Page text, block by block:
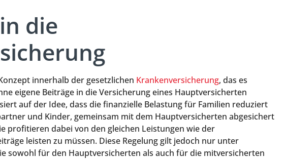
die
innerhalb der gesetzlichen Krankenversicherung, das es
eigene Beiträge in die Versicherung eines Hauptversicherten
auf der Idee, dass die finanzielle Belastung für Familien reduziert
und Kinder, gemeinsam mit dem Hauptversicherten abgesichert
profitieren dabei von den gleichen Leistungen wie der
leisten zu müssen. Diese Regelung gilt jedoch nur unter
sowohl für den Hauptversicherten als auch für die mitversicherten